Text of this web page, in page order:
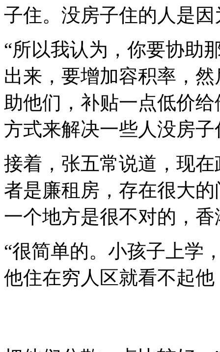
子住。没房子住的人是
“所以我认为，你要协助
出来，要增加容积率，
助他们，补贴一点低价
方式来解决一些人没房
接着，张五常说道，现
者是廉租房，存在很大
一个地方是很不对的，
“很简单的。小孩子上学
他住在穷人区就看不起